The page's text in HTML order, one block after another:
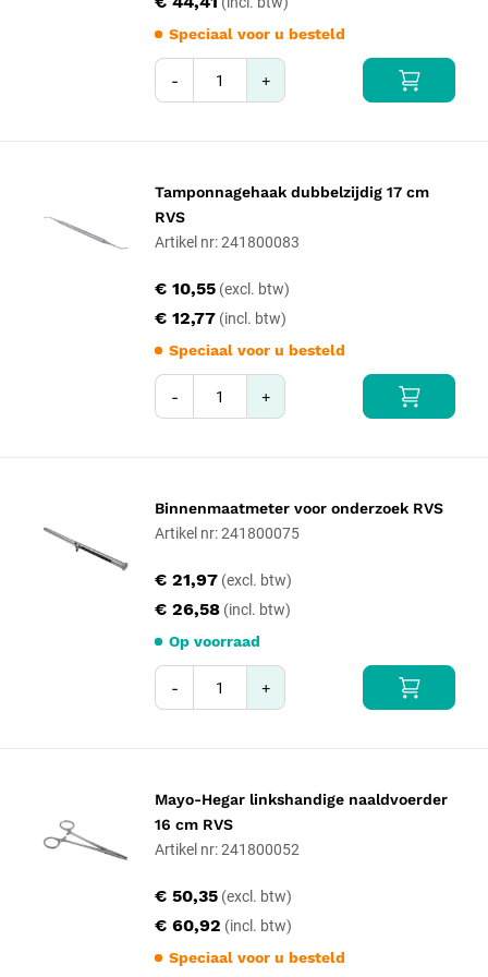
veelgebruikte instrumenten doorgaans de voordeligste keuze.
Speciaal voor u besteld
- +
Tamponnagehaak dubbelzijdig 17 cm
RVS
Artikel nr: 241800083
€ 12,77
€ 10,55
Speciaal voor u besteld
- +
Binnenmaatmeter voor onderzoek RVS
Artikel nr: 241800075
€ 26,58
€ 21,97
Op voorraad
- +
Mayo-Hegar linkshandige naaldvoerder
16 cm RVS
Artikel nr: 241800052
€ 60,92
€ 50,35
Speciaal voor u besteld